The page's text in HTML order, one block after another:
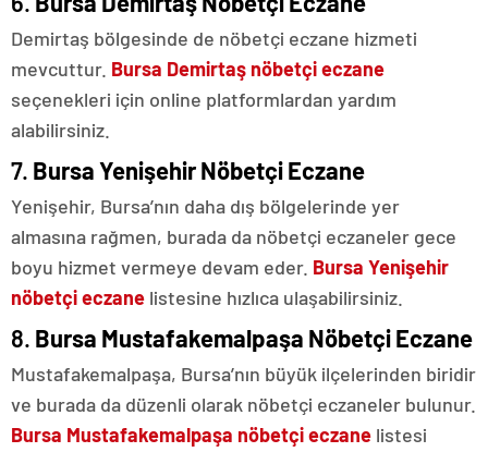
Demirtaş bölgesinde de nöbetçi eczane hizmeti
mevcuttur. Bursa Demirtaş nöbetçi eczane
seçenekleri için online platformlardan yardım
alabilirsiniz.
7. Bursa Yenişehir Nöbetçi Eczane
Yenişehir, Bursa’nın daha dış bölgelerinde yer
almasına rağmen, burada da nöbetçi eczaneler gece
boyu hizmet vermeye devam eder. Bursa Yenişehir
nöbetçi eczane listesine hızlıca ulaşabilirsiniz.
8. Bursa Mustafakemalpaşa Nöbetçi Eczane
Mustafakemalpaşa, Bursa’nın büyük ilçelerinden biridir
ve burada da düzenli olarak nöbetçi eczaneler bulunur.
Bursa Mustafakemalpaşa nöbetçi eczane listesi